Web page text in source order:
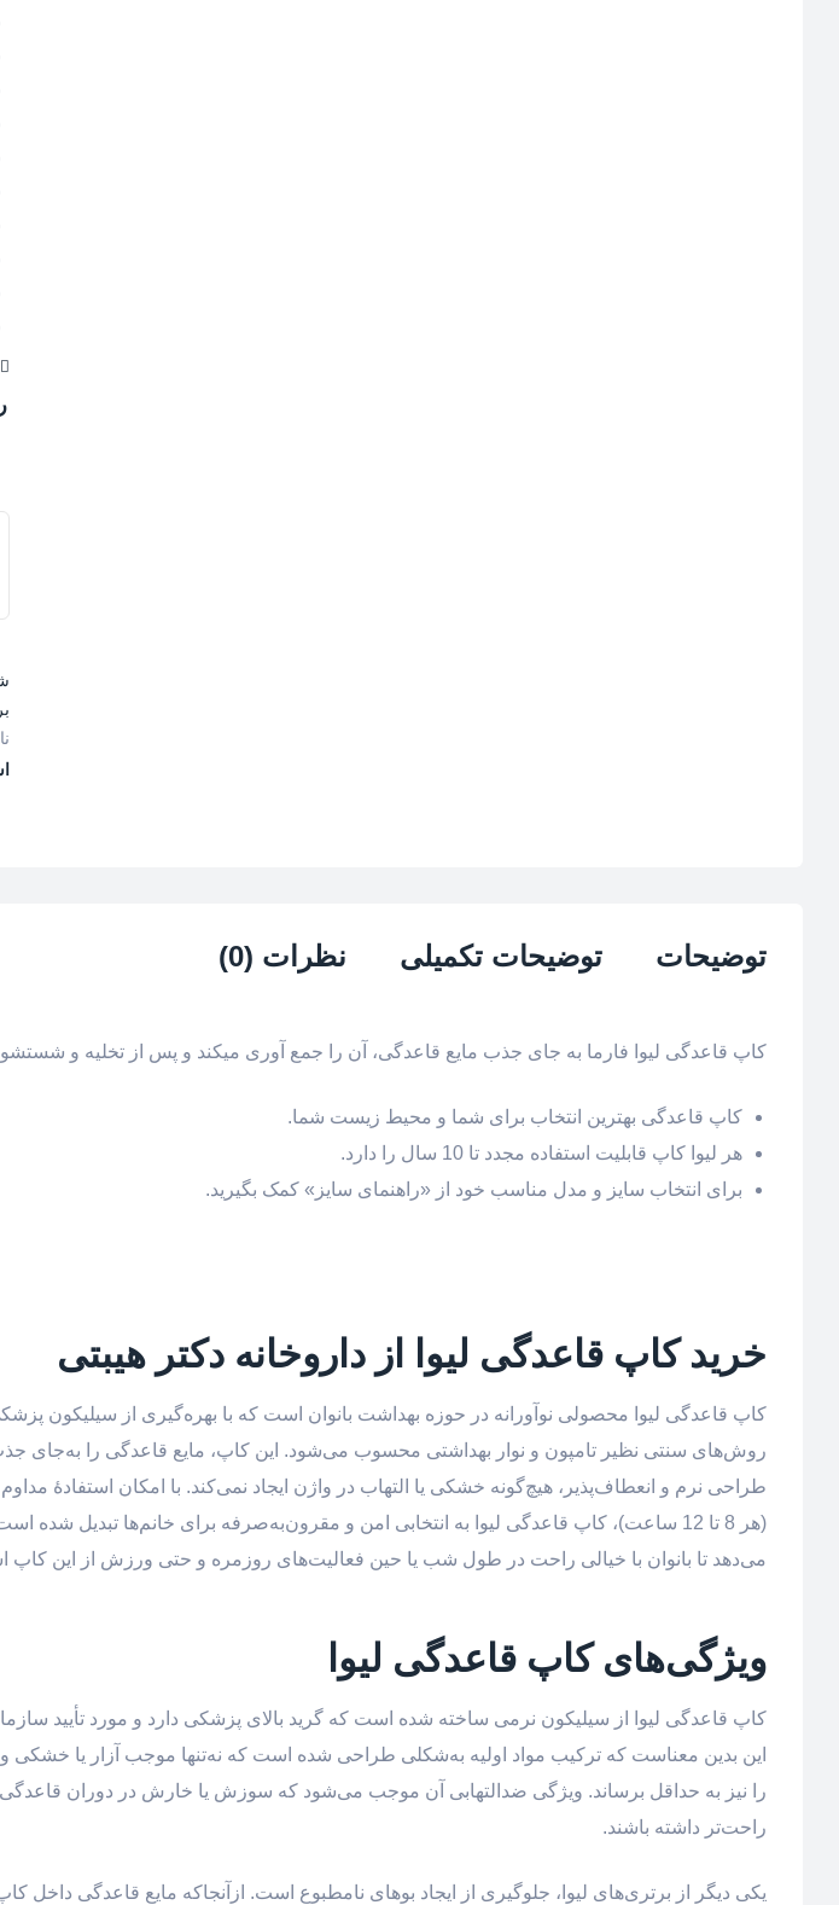
توضیحات توضیحات تکمیلی نظرات (0)
کاپ قاعدگی لیوا فارما به جای جذب مایع قاعدگی، آن را جمع آوری میکند و پس از تخلیه و شستشو هر (8 تا 12 ساعت) مجددا استفاده
کاپ قاعدگی بهترین انتخاب برای شما و محیط زیست شما.
هر لیوا کاپ قابلیت استفاده مجدد تا 10 سال را دارد.
برای انتخاب سایز و مدل مناسب خود از «راهنمای سایز» کمک بگیرید.
خرید کاپ قاعدگی لیوا از داروخانه دکتر هیبتی
کاپ قاعدگی لیوا محصولی نوآورانه در حوزه بهداشت بانوان است که با بهره‌گیری از سیلیکون
روش‌های سنتی نظیر تامپون و نوار بهداشتی محسوب می‌شود. این کاپ، مایع قاعدگی را به‌جای
(هر 8 تا 12 ساعت)، کاپ قاعدگی لیوا به انتخابی امن و مقرون‌به‌صرفه برای خانم‌ها تبدیل
می‌دهد تا بانوان با خیالی راحت در طول شب یا حین فعالیت‌های روزمره و حتی ورزش از این کاپ
ویژگی‌های کاپ قاعدگی لیوا
کاپ قاعدگی لیوا از سیلیکون نرمی ساخته شده است که گرید بالای پزشکی دارد و مورد تأیید
این بدین معناست که ترکیب مواد اولیه به‌شکلی طراحی شده است که نه‌تنها موجب آزار یا
را نیز به حداقل برساند. ویژگی ضدالتهابی آن موجب می‌شود که سوزش یا خارش در دوران قاعدگی
راحت‌تر داشته باشند.
یکی دیگر از برتری‌های لیوا، جلوگیری از ایجاد بوهای نامطبوع است. ازآنجاکه مایع قاعدگی